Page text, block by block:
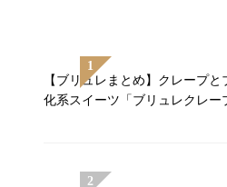
【ブリュレまとめ】クレープ
化系スイーツ「ブリュレクレー